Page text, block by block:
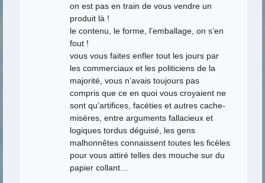
on est pas en train de vous vendre un
produit là !
le contenu, le forme, l’emballage, on s’en
fout !
vous vous faites enfler tout les jours par
les commerciaux et les politiciens de la
majorité, vous n’avais toujours pas
compris que ce en quoi vous croyaient ne
sont qu’artifices, facéties et autres cache-
misères, entre arguments fallacieux et
logiques tordus déguisé, les gens
malhonnêtes connaissent toutes les ficèles
pour vous attiré telles des mouche sur du
papier collant…